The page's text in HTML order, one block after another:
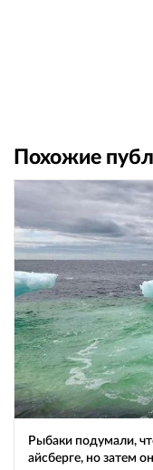
Похожие
Рыбаки подумали,
айсберге, но затем